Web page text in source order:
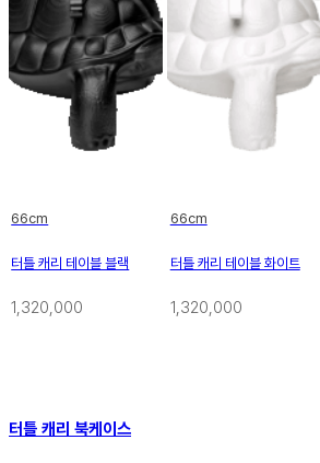
66cm
터틀 캐리 테이블 블랙
1,320,000
66cm
터틀 캐리 테이블 화이트
1,320,000
터틀 캐리 북케이스